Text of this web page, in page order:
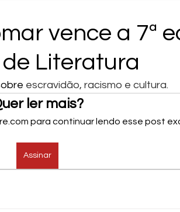
vence a 7ª
Literatura
escravidão, racismo e cultura.
ler mais?
para continuar lendo esse post
Assinar